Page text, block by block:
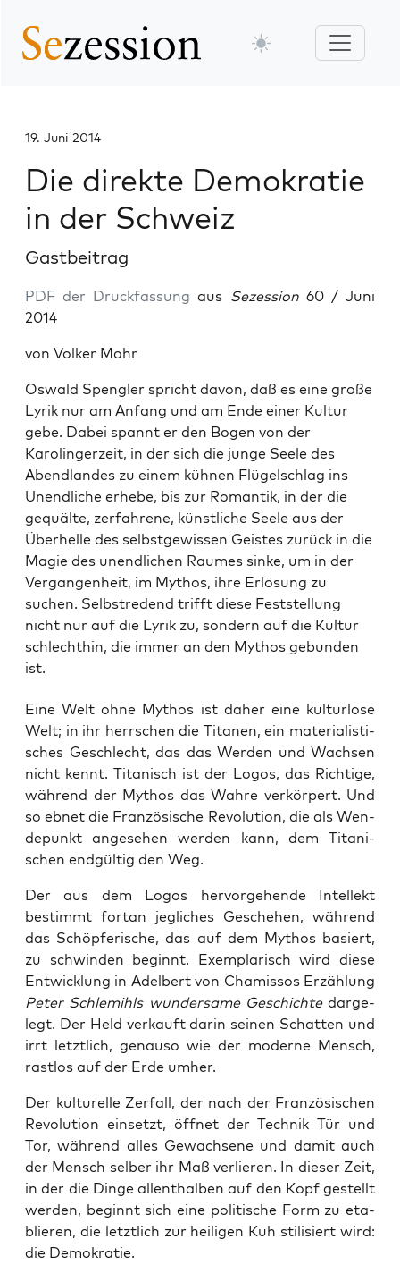
19. Juni 2014
Die direkte Demokratie
in der Schweiz
Gastbeitrag
PDF der Druckfassung aus Sezession60 / Juni
2014
von Volker Mohr
Oswald Spengler spricht davon, daß es eine große
Lyrik nur am Anfang und am Ende einer Kultur
gebe. Dabei spannt er den Bogen von der
Karolingerzeit, in der sich die junge Seele des
Abendlandes zu einem kühnen Flügelschlag ins
Unendliche erhebe, bis zur Romantik, in der die
gequälte, zerfahrene, künstliche Seele aus der
Überhelle des selbstgewissen Geistes zurück in die
Magie des unendlichen Raumes sinke, um in der
Vergangenheit, im Mythos, ihre Erlösung zu
suchen. Selbstredend trifft diese Feststellung
nicht nur auf die Lyrik zu, sondern auf die Kultur
schlechthin, die immer an den Mythos gebunden
ist.
Eine Welt ohne Mythos ist daher eine kul­tur­lo­se
Welt; in ihr herr­schen die Tita­nen, ein mate­ria­lis­ti­
sches Geschlecht, das das Wer­den und Wach­sen
nicht kennt. Tita­nisch ist der Logos, das Rich­ti­ge,
wäh­rend der Mythos das Wah­re ver­kör­pert. Und
so ebnet die Fran­zö­si­sche Revo­lu­ti­on, die als Wen­
de­punkt ange­se­hen wer­den kann, dem Tita­ni­
schen end­gül­tig den Weg.
Der aus dem Logos her­vor­ge­hen­de Intel­lekt
bestimmt fort­an jeg­li­ches Gesche­hen, wäh­rend
das Schöp­fe­ri­sche, das auf dem Mythos basiert,
zu schwin­den beginnt. Exem­pla­risch wird die­se
Ent­wick­lung in Adel­bert von Cha­mis­sos Erzäh­lung
Peter Schle­mihls wun­der­sa­me Geschich­tedar­ge­
legt. Der Held ver­kauft dar­in sei­nen Schat­ten und
irrt letzt­lich, genau­so wie der moder­ne Mensch,
rast­los auf der Erde umher.
Der kul­tu­rel­le Zer­fall, der nach der Fran­zö­si­schen
Revo­lu­ti­on ein­setzt, öff­net der Tech­nik Tür und
Tor, wäh­rend alles Gewach­se­ne und damit auch
der Mensch sel­ber ihr Maß ver­lie­ren. In die­ser Zeit,
in der die Din­ge allent­hal­ben auf den Kopf gestellt
wer­den, beginnt sich eine poli­ti­sche Form zu eta­
blie­ren, die letzt­lich zur hei­li­gen Kuh sti­li­siert wird:
die Demokratie.